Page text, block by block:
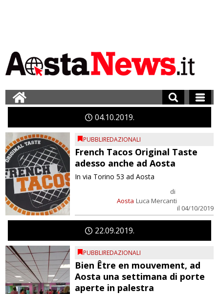
04 10 2019
PUBBLIREDAZIONALI
French Tacos Original Taste
adesso anche ad Aosta
Aosta
di
Luca Mercanti
il 04/10/2019
In via Torino 53 ad Aosta
2209 2019
PUBBLIREDAZIONALI
Bien Être en mouvement, ad
Aosta una settimana di porte
aperte in palestra